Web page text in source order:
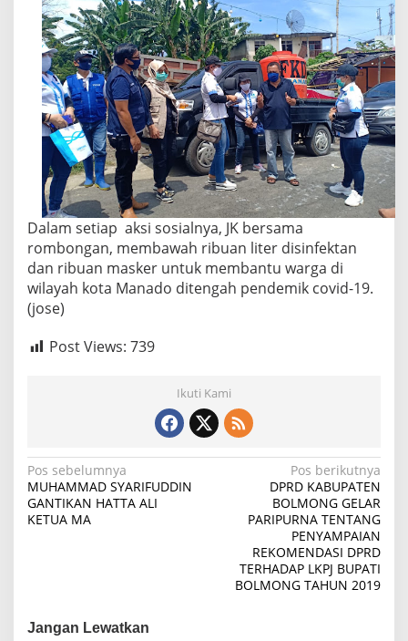
Dalam setiap aksi sosialnya, JK bersama
rombongan, membawah ribuan liter disinfektan
dan ribuan masker untuk membantu warga di
wilayah kota Manado ditengah pendemik covid-19.
(jose)
Post Views: 739
Ikuti Kami
Navigasi
pos
Pos sebelumnya
MUHAMMAD SYARIFUDDIN
GANTIKAN HATTA ALI
KETUA MA
Pos berikutnya
DPRD KABUPATEN
BOLMONG GELAR
PARIPURNA TENTANG
PENYAMPAIAN
REKOMENDASI DPRD
TERHADAP LKPJ BUPATI
BOLMONG TAHUN 2019
Jangan Lewatkan